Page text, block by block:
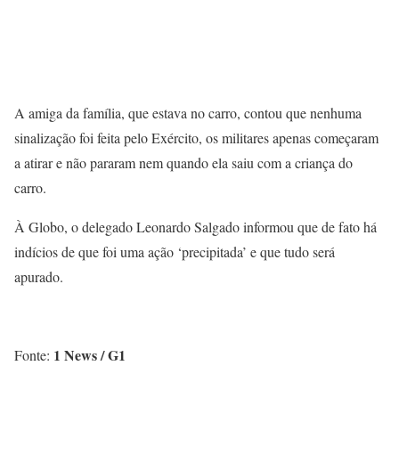
A amiga da família, que estava no carro, contou que nenhuma
sinalização foi feita pelo Exército, os militares apenas começaram
a atirar e não pararam nem quando ela saiu com a criança do
carro.
À Globo, o delegado Leonardo Salgado informou que de fato há
indícios de que foi uma ação ‘precipitada’ e que tudo será
apurado.
Fonte: 1 News / G1